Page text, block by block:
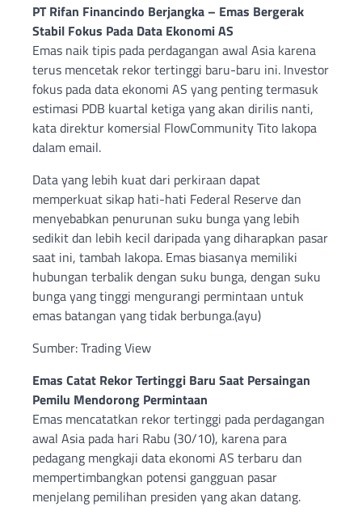
PT Rifan Financindo Berjangka – Emas Bergerak
Stabil Fokus Pada Data Ekonomi AS
Emas naik tipis pada perdagangan awal Asia karena
terus mencetak rekor tertinggi baru-baru ini. Investor
fokus pada data ekonomi AS yang penting termasuk
estimasi PDB kuartal ketiga yang akan dirilis nanti,
kata direktur komersial FlowCommunity Tito Iakopa
dalam email.
Data yang lebih kuat dari perkiraan dapat
memperkuat sikap hati-hati Federal Reserve dan
menyebabkan penurunan suku bunga yang lebih
sedikit dan lebih kecil daripada yang diharapkan pasar
saat ini, tambah Iakopa. Emas biasanya memiliki
hubungan terbalik dengan suku bunga, dengan suku
bunga yang tinggi mengurangi permintaan untuk
emas batangan yang tidak berbunga.(ayu)
Sumber: Trading View
Emas Catat Rekor Tertinggi Baru Saat Persaingan
Pemilu Mendorong Permintaan
Emas mencatatkan rekor tertinggi pada perdagangan
awal Asia pada hari Rabu (30/10), karena para
pedagang mengkaji data ekonomi AS terbaru dan
mempertimbangkan potensi gangguan pasar
menjelang pemilihan presiden yang akan datang.